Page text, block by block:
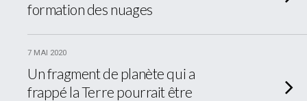
formation des nuages
7 MAI 2020
Un fragment de planète qui a
frappé la Terre pourrait être